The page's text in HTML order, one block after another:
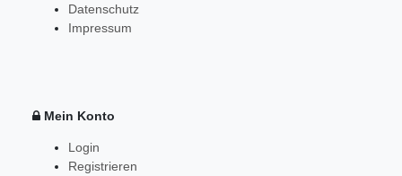
Datenschutz
Impressum
Mein Konto
Login
Registrieren